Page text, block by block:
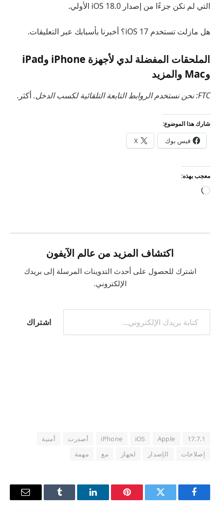
التي لم تكن جزءًا من إصدار iOS 18.0 الأولي.
هل مازلت تستخدم iOS 17؟ أخبرنا بأسبابك عبر التعليقات.
الملحقات المفضلة لدي لأجهزة iPhone وiPad
وMac والمزيد
FTC: نحن نستخدم الروابط التابعة التلقائية لكسب الدخل. أكثر.
شارك هذا الموضوع:
فيس بوك X
معجب بهذه:
جاري
اكتشاف المزيد من عالم الآيفون
اشترك للحصول على أحدث التدوينات المرسلة إلى بريدك
الإلكتروني.
كتابة بريدك الإلكتروني...
اشتراك
17.7.1
Apple
iOS
iPhone أصدرت
أمنية
إصلاحات
الإصدار لجهاز مع مهمة
فيسبوك تويتر بينتيريستلينكدإن Tumblr
البريد